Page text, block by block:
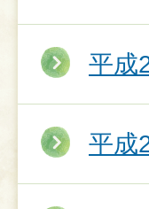
平成
平成